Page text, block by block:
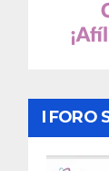
I FORO